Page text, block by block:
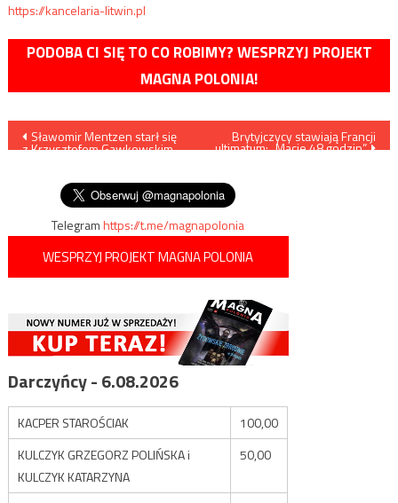
https://kancelaria-litwin.pl
PODOBA CI SIĘ TO CO ROBIMY? WESPRZYJ PROJEKT
MAGNA POLONIA!
Nawigacja
wpisu
Sławomir Mentzen starł się
z Krzysztofem Gawkowskim
Brytyjczycy stawiają Francji
ultimatum: „Macie 48 godzin”
Telegramhttps://t.me/magnapolonia
WESPRZYJ PROJEKT MAGNA POLONIA
Darczyńcy - 6.08.2026
KACPER STAROŚCIAK
100,00
KULCZYK GRZEGORZ POLIŃSKA i
KULCZYK KATARZYNA
50,00